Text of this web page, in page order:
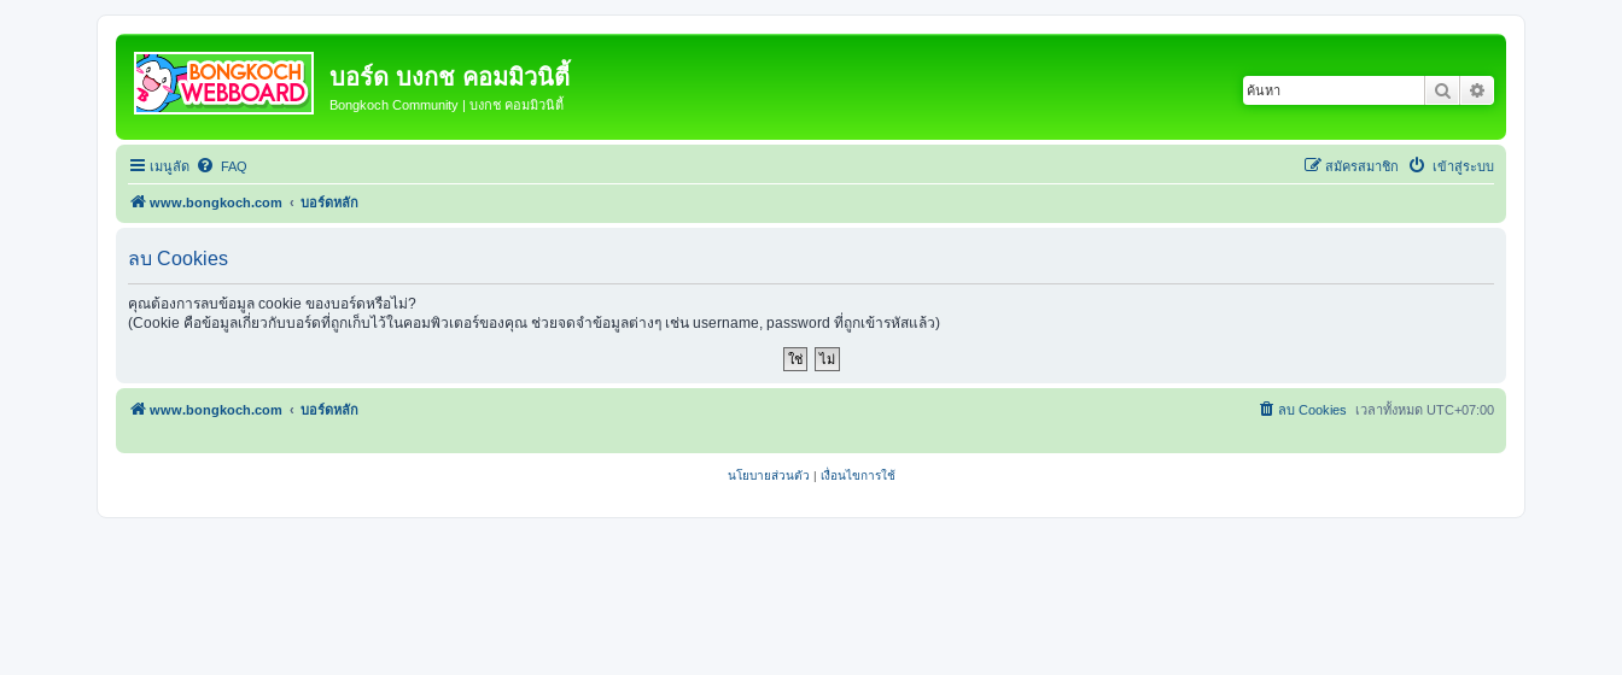
บอร์ด บงกช คอมมิวนิตี้
Bongkoch Community | บงกช คอมมิวนิตี้
ค้นหา
เมนูลัด FAQ เข้าสู่ระบบ
สมัครสมาชิก
www.bongkoch.com บอร์ดหลัก
ลบ Cookies
คุณต้องการลบข้อมูล cookie ของบอร์ดหรือไม่?
(Cookie คือข้อมูลเกี่ยวกับบอร์ดที่ถูกเก็บไว้ในคอมพิวเตอร์ของคุณ ช่วยจดจำข้อมูลต่างๆ เช่น username, password ที่ถูกเข้ารหัสแล้ว)
www.bongkoch.com บอร์ดหลัก เวลาทั้งหมด UTC+07:00
ลบ Cookies
นโยบายส่วนตัว | เงื่อนไขการใช้